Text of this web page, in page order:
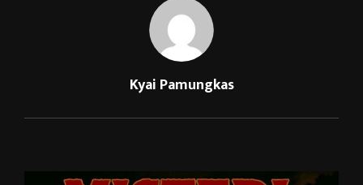
Kyai Pamungkas